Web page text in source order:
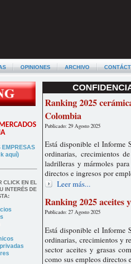
OPINIONES ARCHIVO
EMPRESAS
aquí)
CLICK EN EL
INTERÉS DE
Ranking 2025
Colombia
Publicado: 29 Agosto 2025
Está disponible el Informe
ordinarias, crecimientos
ladrilleras y mármoles
directos e ingresos por
Leer más...
Ranking 2025 aceites
Publicado: 27 Agosto 2025
Está disponible el Informe
ordinarias, crecimientos y
sector aceites y grasas
como sus empleos directos